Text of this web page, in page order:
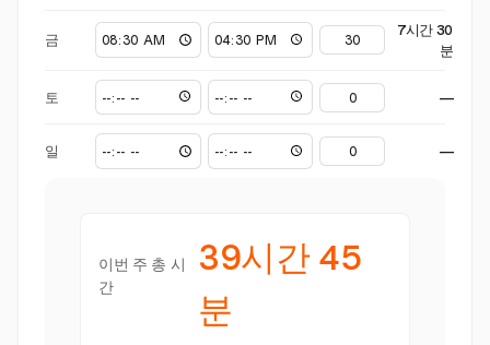
금
7시간 30
분
토 —
일 —
이번 주 총 시
간
39시간 45
분